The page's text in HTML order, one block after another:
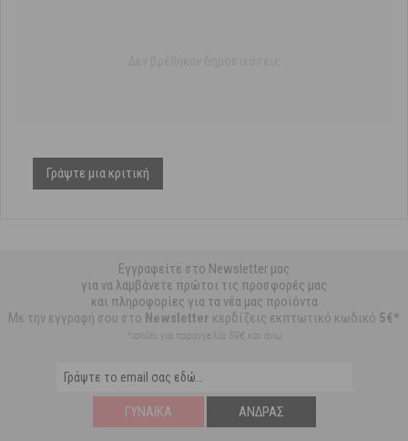
Γράψτε μια κριτική
Εγγραφείτε στο Newsletter μας
για να λαμβάνετε πρώτοι τις προσφορές μας
και πληροφορίες για τα νέα μας προϊόντα
Με την εγγραφή σου στο Newsletter κερδίζεις εκπτωτικό κωδικό 5€*
*ισχύει για παραγγελία 59€ και άνω
ΓΥΝΑΊΚΑ ΆΝΔΡΑΣ